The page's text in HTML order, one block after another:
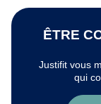
ÊTRE
Justifit vous
qui